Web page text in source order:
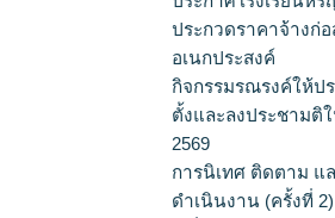
ประกวดราคาจ้างก่
อเนกประสงค์
กิจกรรมรณรงค์ให้ป
ตั้งและลงประชามติ
2569
การนิเทศ ติดตาม แ
ดำเนินงาน (ครั้งที่